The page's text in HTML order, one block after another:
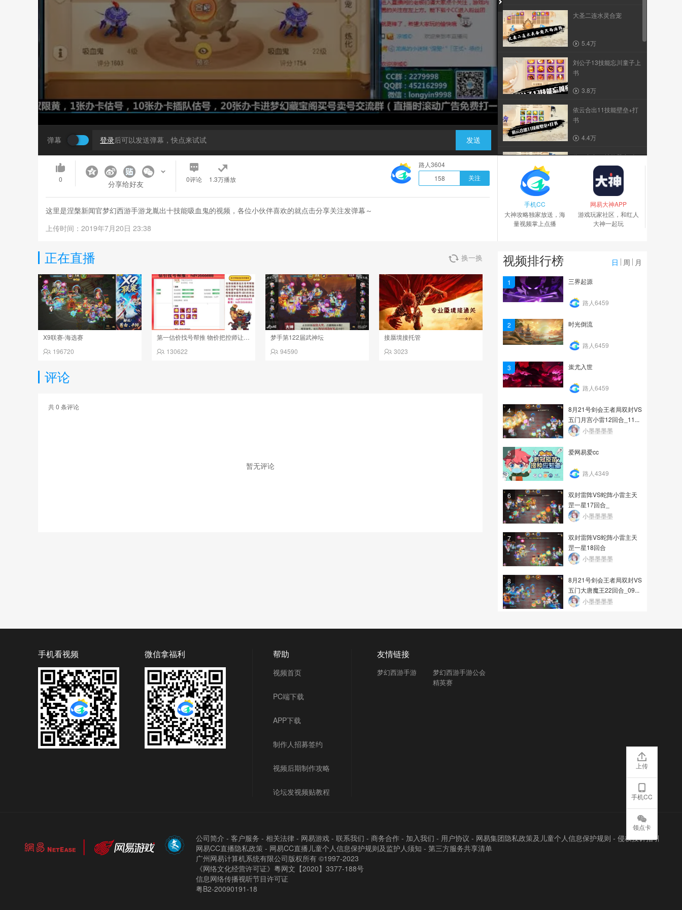
弹幕 登录后可以发送弹幕，快点来试试 发送
大圣二连水灵合宠
5.4万
刘公子13技能忘川童子上
书
3.8万
依云合出11技能壁垒+打
书
4.4万
依云合出10技能壁垒+打
3.5万
依云9技能法防水灵打书
2.1万
刘公子12技能吸血鬼打书
1.7万
0 分享给好友 0评论 1.3万播放
路人3604
158
关注
这里是涅槃新闻官梦幻西游手游龙胤出十技能吸血鬼的视频，各位小伙伴喜欢的就点击分享关注发弹幕～
上传时间：2019年7月20日 23:38
手机CC
大神攻略独家放送，海
量视频掌上点播
网易大神APP
游戏玩家社区，和红人
大神一起玩
换一换
正在直播
X9联赛-海选赛
196720
130622
梦手第122届武神坛
94590
接蜃境接托管
3023
评论
共0 条评论
暂无评论
视频排行榜 日 周 月
1 三界起源
路人6459
2 时光倒流
路人6459
3 蚩尤入世
路人6459
4
8月21号剑会王者局双封VS
五门月宫小雷12回合_11...
小墨墨墨墨
5 爱网易爱cc
路人4349
6
双封雷阵VS蛇阵小雷主天
罡一星17回合_
小墨墨墨墨
7
双封雷阵VS蛇阵小雷主天
罡一星18回合
小墨墨墨墨
8
8月21号剑会王者局双封VS
五门大唐魔王22回合_09...
小墨墨墨墨
手机看视频 微信拿福利 帮助
视频首页
PC端下载
APP下载
制作人招募签约
视频后期制作攻略
论坛发视频贴教程
友情链接
梦幻西游手游
梦幻西游手游公会
精英赛
公司简介 - 客户服务 - 相关法律 - 网易游戏 - 联系我们 - 商务合作 - 加入我们 - 用户协议 - 网易集团隐私政策及儿童个人信息保护规则 - 侵权投诉指引
网易CC直播隐私政策 - 网易CC直播儿童个人信息保护规则及监护人须知 - 第三方服务共享清单
广州网易计算机系统有限公司版权所有 ©1997-2023
《网络文化经营许可证》粵网文【2020】3377-188号
信息网络传播视听节目许可证
粤B2-20090191-18
上传
手机CC
领点卡